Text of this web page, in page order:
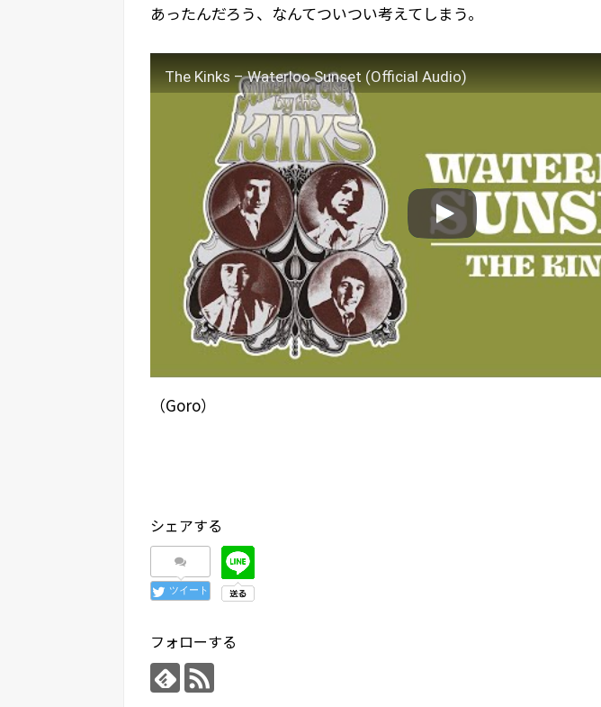
あったんだろう、なんてついつい考えてしまう。
The Kinks – Waterloo Sunset (Official Audio)
（Goro）
シェアする
ツイート
フォローする